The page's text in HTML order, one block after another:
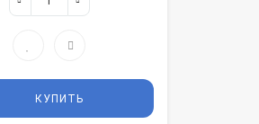
КУПИТЬ